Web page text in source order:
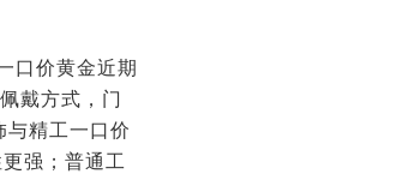
口价黄金近期
戴方式，门
与精工一口价
强；普通工